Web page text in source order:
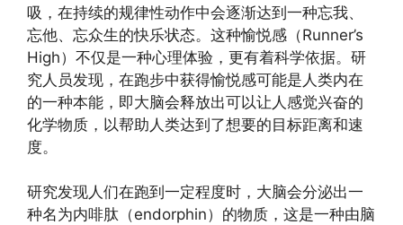
吸，在持续的规律性动作中会逐渐达到一种忘我、
忘他、忘众生的快乐状态。这种愉悦感（Runner’s
High）不仅是一种心理体验，更有着科学依据。研
究人员发现，在跑步中获得愉悦感可能是人类内在
的一种本能，即大脑会释放出可以让人感觉兴奋的
化学物质，以帮助人类达到了想要的目标距离和速
度。
研究发现人们在跑到一定程度时，大脑会分泌出一
种名为内啡肽（endorphin）的物质，这是一种由脑